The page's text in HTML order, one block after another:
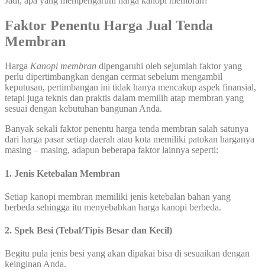
Faktor Penentu Harga Jual Tenda
Membran
Harga Kanopi membran dipengaruhi oleh sejumlah faktor yang
perlu dipertimbangkan dengan cermat sebelum mengambil
keputusan, pertimbangan ini tidak hanya mencakup aspek finansial,
tetapi juga teknis dan praktis dalam memilih atap membran yang
sesuai dengan kebutuhan bangunan Anda.
Banyak sekali faktor penentu harga tenda membran salah satunya
dari harga pasar setiap daerah atau kota memiliki patokan harganya
masing – masing, adapun beberapa faktor lainnya seperti:
1. Jenis Ketebalan Membran
Setiap kanopi membran memiliki jenis ketebalan bahan yang
berbeda sehingga itu menyebabkan harga kanopi berbeda.
2. Spek Besi (Tebal/Tipis Besar dan Kecil)
Begitu pula jenis besi yang akan dipakai bisa di sesuaikan dengan
keinginan Anda.